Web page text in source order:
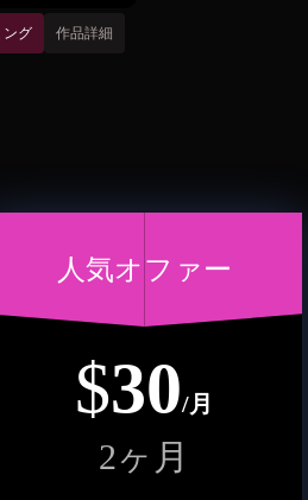
ング 作品詳細
人気オファー
$30/月
2ヶ月